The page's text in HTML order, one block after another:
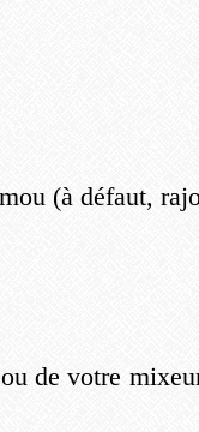
(à défaut,
de votre